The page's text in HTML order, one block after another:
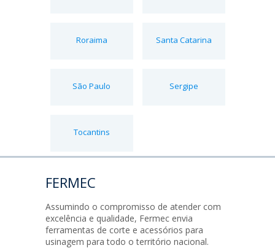
Roraima Santa Catarina
São Paulo Sergipe
Tocantins
FERMEC
Assumindo o compromisso de atender com
excelência e qualidade, Fermec envia
ferramentas de corte e acessórios para
usinagem para todo o território nacional.